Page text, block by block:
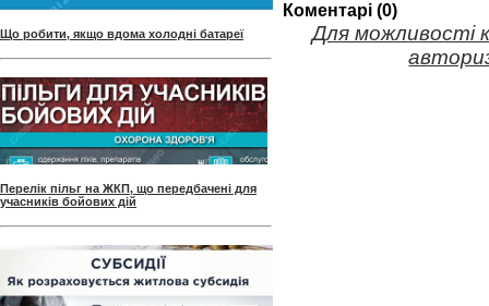
Що робити, якщо вдома холодні батареї
Перелік пільг на ЖКП, що передбачені для
учасників бойових дій
Коментарі (0)
Для можливості